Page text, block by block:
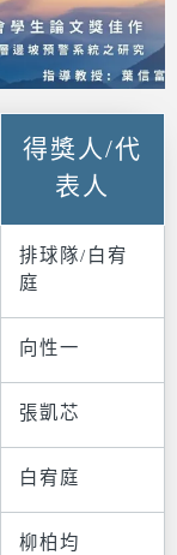
得獎人/代
表人
排球隊/白宥
庭
向性一
張凱芯
白宥庭
柳柏均